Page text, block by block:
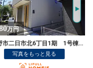
万円
筑紫野市大字原
写真をもっと見る